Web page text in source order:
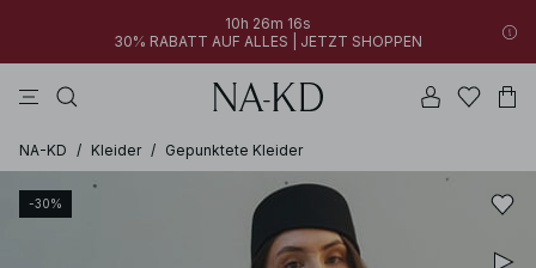
10h 26m 16s
30% RABATT AUF ALLES | JETZT SHOPPEN
NA-KD / Kleider / Gepunktete Kleider
-30%